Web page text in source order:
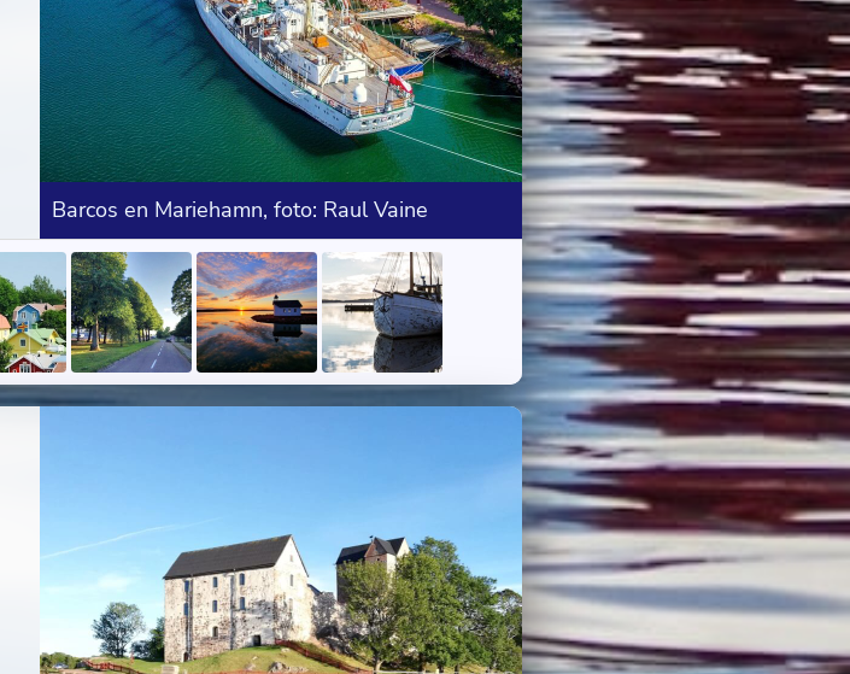
Barcos en Mariehamn, foto: Raul Vaine